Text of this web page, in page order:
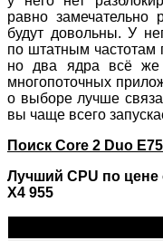
равно замечательно
будут довольны. У
по штатным частотам
но два ядра всё же
многопоточных
о выборе лучше
вы чаще всего
Поиск Core 2 Duo
Лучший CPU по цене
X4 955